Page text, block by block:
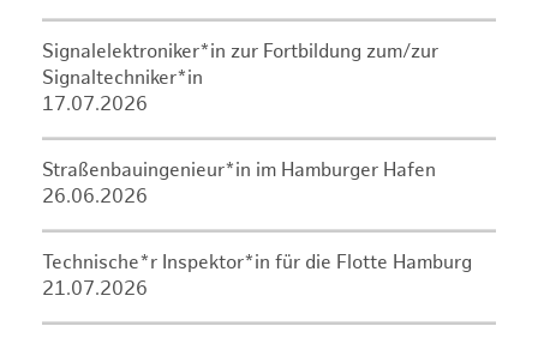
Signalelektroniker*in zur Fortbildung zum/zur
Signaltechniker*in
17.07.2026
Straßenbauingenieur*in im Hamburger Hafen
26.06.2026
Technische*r Inspektor*in für die Flotte Hamburg
21.07.2026